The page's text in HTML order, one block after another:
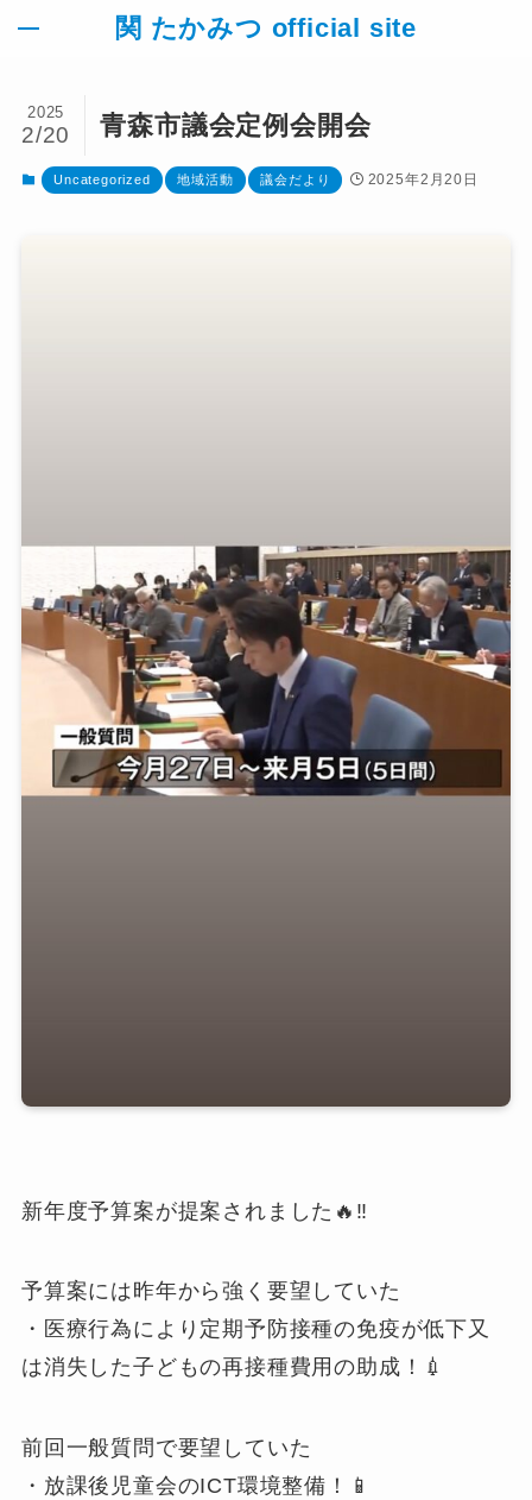
TOP
プロフィール
応援する
ご意見・ご感想
関 たかみつ official site
青森市議会定例会開会
2025
2/20
Uncategorized 地域活動 議会だより 2025年2月20日
新年度予算案が提案されました🔥‼️
予算案には昨年から強く要望していた
・医療行為により定期予防接種の免疫が低下又
は消失した子どもの再接種費用の助成！💉
前回一般質問で要望していた
・放課後児童会のICT環境整備！📱